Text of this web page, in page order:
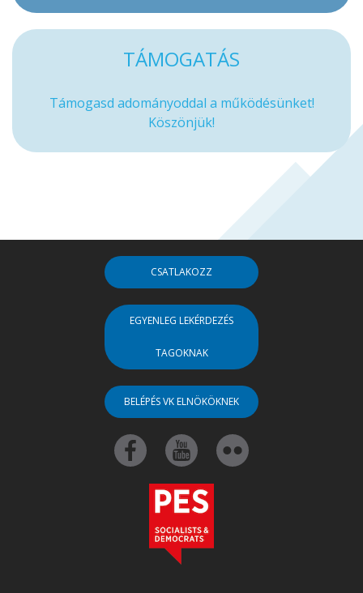
TÁMOGATÁS
Támogasd adományoddal a működésünket!
Köszönjük!
CSATLAKOZZ
EGYENLEG LEKÉRDEZÉS
TAGOKNAK
BELÉPÉS VK ELNÖKÖKNEK